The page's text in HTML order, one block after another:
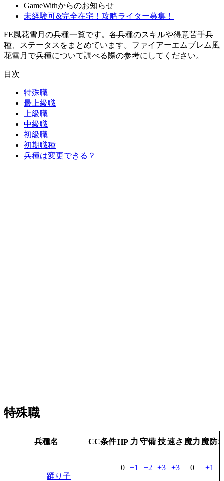
GameWithからのお知らせ
未経験可&完全在宅！攻略ライター募集！
FE風花雪月の兵種一覧です。各兵種のスキルや得意苦手兵
種、ステータスをまとめています。ファイアーエムブレム風
花雪月で兵種について調べる際の参考にしてください。
目次
特殊職
最上級職
上級職
中級職
初級職
初期職種
兵種は変更できる？
特殊職
兵種名 CC条件HP 力 守備 技 速さ 魔力 魔防
踊り子
0 +1 +2 +3 +3 0 +1